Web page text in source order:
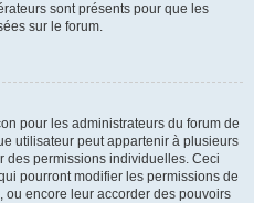
sont présents pour que les
sur le forum.
pour les administrateurs du forum de
utilisateur peut appartenir à plusieurs
des permissions individuelles. Ceci
pourront modifier les permissions de
encore leur accorder des pouvoirs